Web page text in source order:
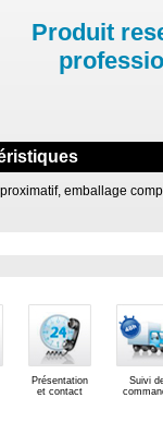
Produit
emballage
Présentation
et contact
Suivi